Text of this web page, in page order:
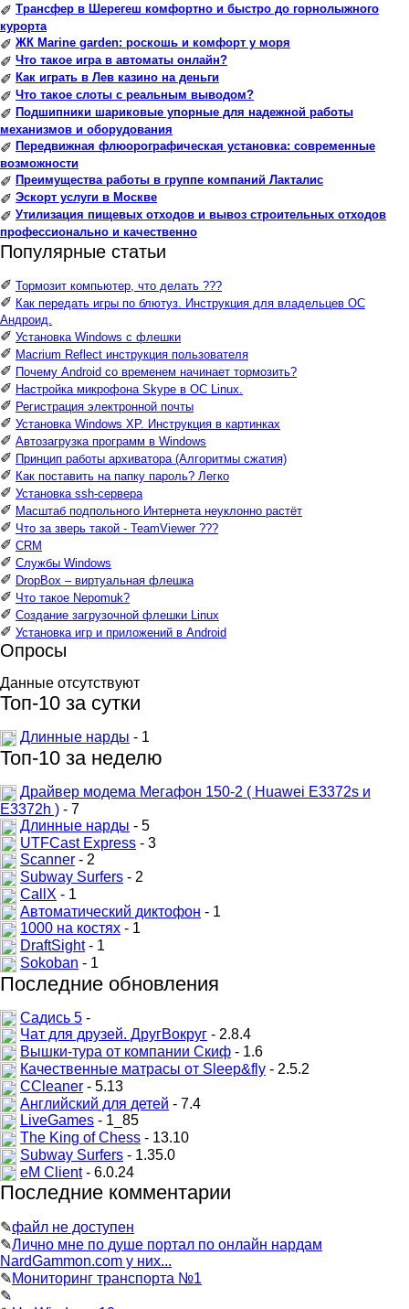
✐ Трансфер в Шерегеш комфортно и быстро до горнолыжного
курорта
✐ ЖК Marine garden: роскошь и комфорт у моря
✐ Что такое игра в автоматы онлайн?
✐ Как играть в Лев казино на деньги
✐ Что такое слоты с реальным выводом?
✐ Подшипники шариковые упорные для надежной работы
механизмов и оборудования
✐ Передвижная флюорографическая установка: современные
возможности
✐ Преимущества работы в группе компаний Лакталис
✐ Эскорт услуги в Москве
✐ Утилизация пищевых отходов и вывоз строительных отходов
профессионально и качественно
Популярные статьи
✐ Тормозит компьютер, что делать ???
✐ Как передать игры по блютуз. Инструкция для владельцев ОС
Андроид.
✐ Установка Windows с флешки
✐ Macrium Reflect инструкция пользователя
✐ Почему Android со временем начинает тормозить?
✐ Настройка микрофона Skype в ОС Linux.
✐ Регистрация электронной почты
✐ Установка Windows XP. Инструкция в картинках
✐ Автозагрузка программ в Windows
✐ Принцип работы архиватора (Алгоритмы сжатия)
✐ Как поставить на папку пароль? Легко
✐ Установка ssh-сервера
✐ Масштаб подпольного Интернета неуклонно растёт
✐ Что за зверь такой - TeamViewer ???
✐ CRM
✐ Службы Windows
✐ DropBox – виртуальная флешка
✐ Что такое Nepomuk?
✐ Создание загрузочной флешки Linux
✐ Установка игр и приложений в Android
Опросы
Данные отсутствуют
Топ-10 за сутки
Длинные нарды - 1
Топ-10 за неделю
Драйвер модема Мегафон 150-2 ( Huawei E3372s и
E3372h ) - 7
Длинные нарды - 5
UTFCast Express - 3
Scanner - 2
Subway Surfers - 2
CallX - 1
Автоматический диктофон - 1
1000 на костях - 1
DraftSight- 1
Sokoban - 1
Последние обновления
Садись 5 -
Чат для друзей. ДругВокруг - 2.8.4
Вышки-тура от компании Скиф - 1.6
Качественные матрасы от Sleep&fly - 2.5.2
CCleaner - 5.13
Английский для детей - 7.4
LiveGames - 1_85
The King of Chess - 13.10
Subway Surfers - 1.35.0
eM Client- 6.0.24
Последние комментарии
✎файл не доступен
✎Лично мне по душе портал по онлайн нардам
NardGammon.com у них...
✎Мониторинг транспорта №1
✎